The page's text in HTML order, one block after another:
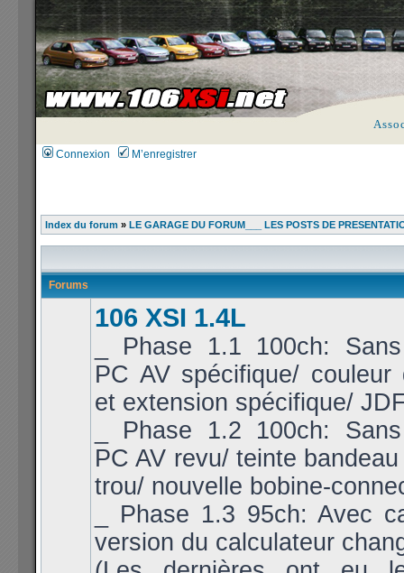
Connexion M’enregistrer
Index du forum » LE GARAGE DU FORUM___ LES POSTS DE
Forums
106 XSI 1.4L
_ Phase 1.1 100ch:
PC AV spécifique/ couleur
et extension spécifique/
_ Phase 1.2 100ch:
PC AV revu/ teinte
trou/ nouvelle bobine-
_ Phase 1.3 95ch: Avec
version du calculateur